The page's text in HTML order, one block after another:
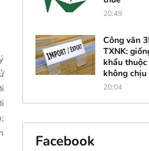
20:49
Công văn
TXNK:
khẩu
không chịu
20:04
Facebook